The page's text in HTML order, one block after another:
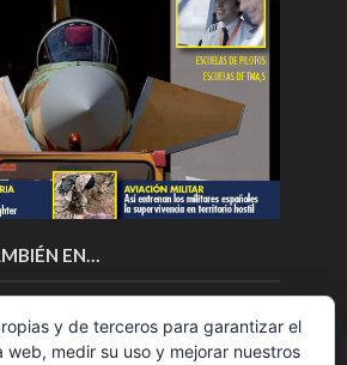
EN…
y de terceros para garantizar el
web, medir su uso y mejorar nuestros